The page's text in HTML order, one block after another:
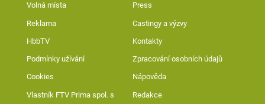
Volná místa Press
Reklama Castingy a výzvy
HbbTV Kontakty
Podmínky užívání Zpracování osobních údajů
Cookies Nápověda
Vlastník FTV Prima spol. s
Redakce